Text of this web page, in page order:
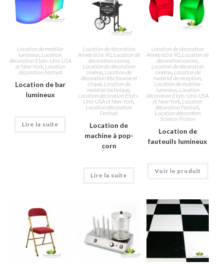
Location de mobilier
lumineux Location
décoration Etats-Unis USA
et New-York, Location
décoration Festival
Location de bar
lumineux
Lire la suite
Location de décoration
Année 60 à 90, Location de
décoration casino,
Location de décoration
cinéma Location de
décoration fête foraine et
cirque, Location de
matériel technique
Location décoration Etats-
Unis USA et New-York
Location décoration
Festival
Location de
machine à pop-
corn
Lire la suite
Location de décoration
Année 60 à 90 Location de
décoration casino
Location de décoration
cinéma Location de
matériel de réception
Location de mobilier
lumineux, Location
décoration Etats-Unis USA
et New-York Location
décoration Festival
Location décoration
Science-Fiction
Location de
fauteuils lumineux
Voir le produit